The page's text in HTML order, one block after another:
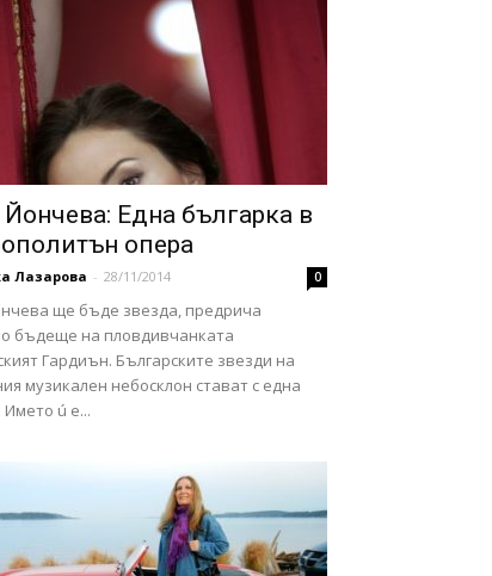
Една българка в
опера
Лазарова - 28/11/2014 0
ще бъде звезда, предрича
бъдеще на пловдивчанката
Гардиън. Българските звезди на
музикален небосклон стават с една
ú е...